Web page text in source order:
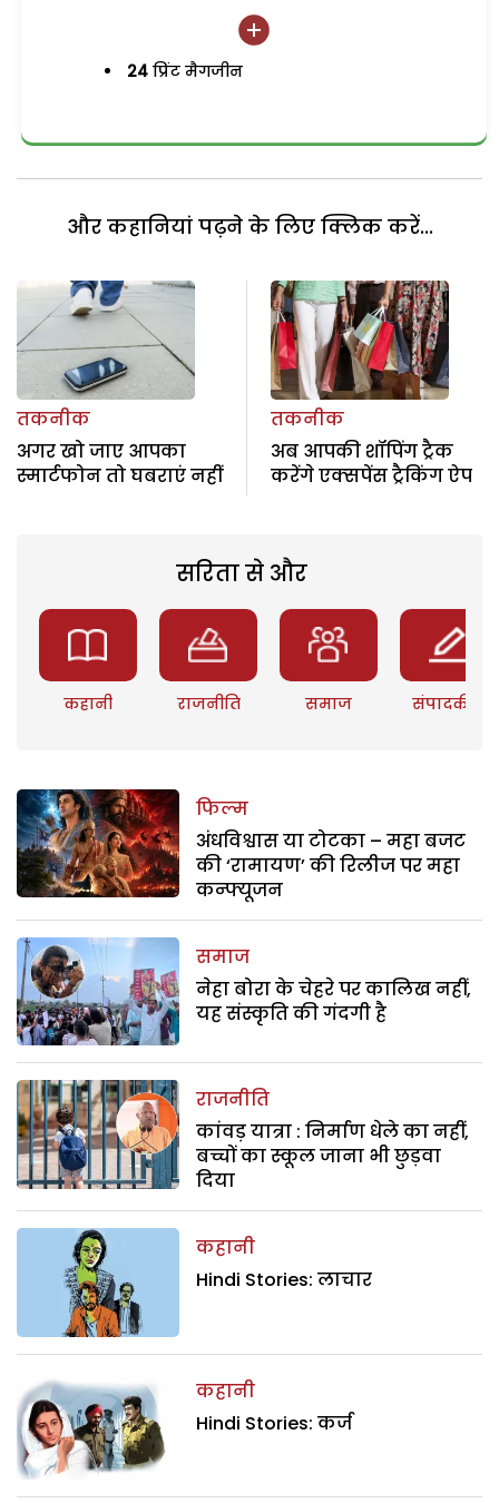
24 प्रिंट मैगजीन
और कहानियां पढ़ने के लिए क्लिक करें...
तकनीक
अगर खो जाए आपका
स्मार्टफोन तो घबराएं नहीं
तकनीक
अब आपकी शॉपिंग ट्रैक
करेंगे एक्‍सपेंस ट्रैकिंग ऐप
सरिता से और
कहानी राजनीति समाज संपादकीय
फिल्म
अंधविश्वास या टोटका – महा बजट
की ‘रामायण’ की रिलीज पर महा
कन्फ्यूजन
समाज
नेहा बोरा के चेहरे पर कालिख नहीं,
यह संस्कृति की गंदगी है
राजनीति
कांवड़ यात्रा : निर्माण धेले का नहीं,
बच्चों का स्कूल जाना भी छुड़वा
दिया
कहानी
Hindi Stories: लाचार
कहानी
Hindi Stories: कर्ज